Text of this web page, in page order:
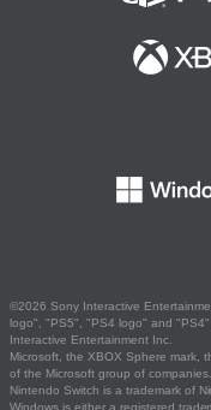
©2026 Sony Interactive
logo", "PS5", "PS4 logo" and
Interactive Entertainment Inc.
Microsoft, the XBOX Sphere mark,
of the Microsoft group of companies.
Nintendo Switch is a trademark of
Windows is either a registered